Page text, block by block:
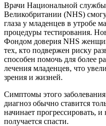
Врачи Национальной службы
Великобритании (NHS)
глаза у младенцев в утробе
процедуры тестирования.
Фондом доверия NHS
тех, кто подвержен риску
способен помочь для более
лечения младенцев, что
зрения и жизней.
Симптомы этого
диагноз обычно ставится
начинает прогрессировать,
получается спасти.